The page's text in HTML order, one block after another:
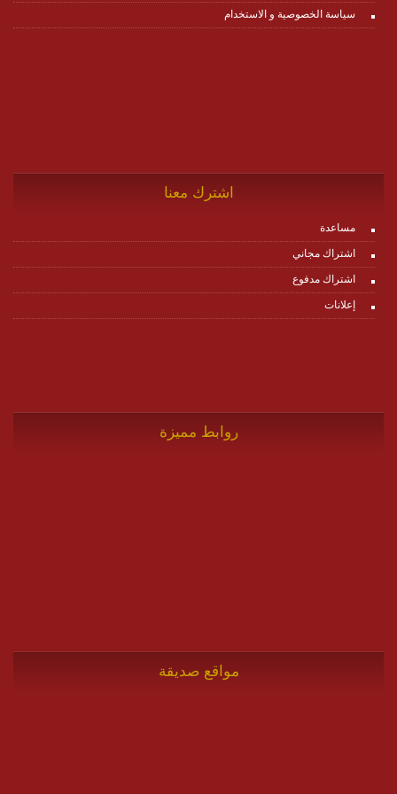
سياسة الخصوصية و الاستخدام
اشترك معنا
مساعدة
اشتراك مجاني
اشتراك مدفوع
إعلانات
روابط مميزة
مواقع صديقة